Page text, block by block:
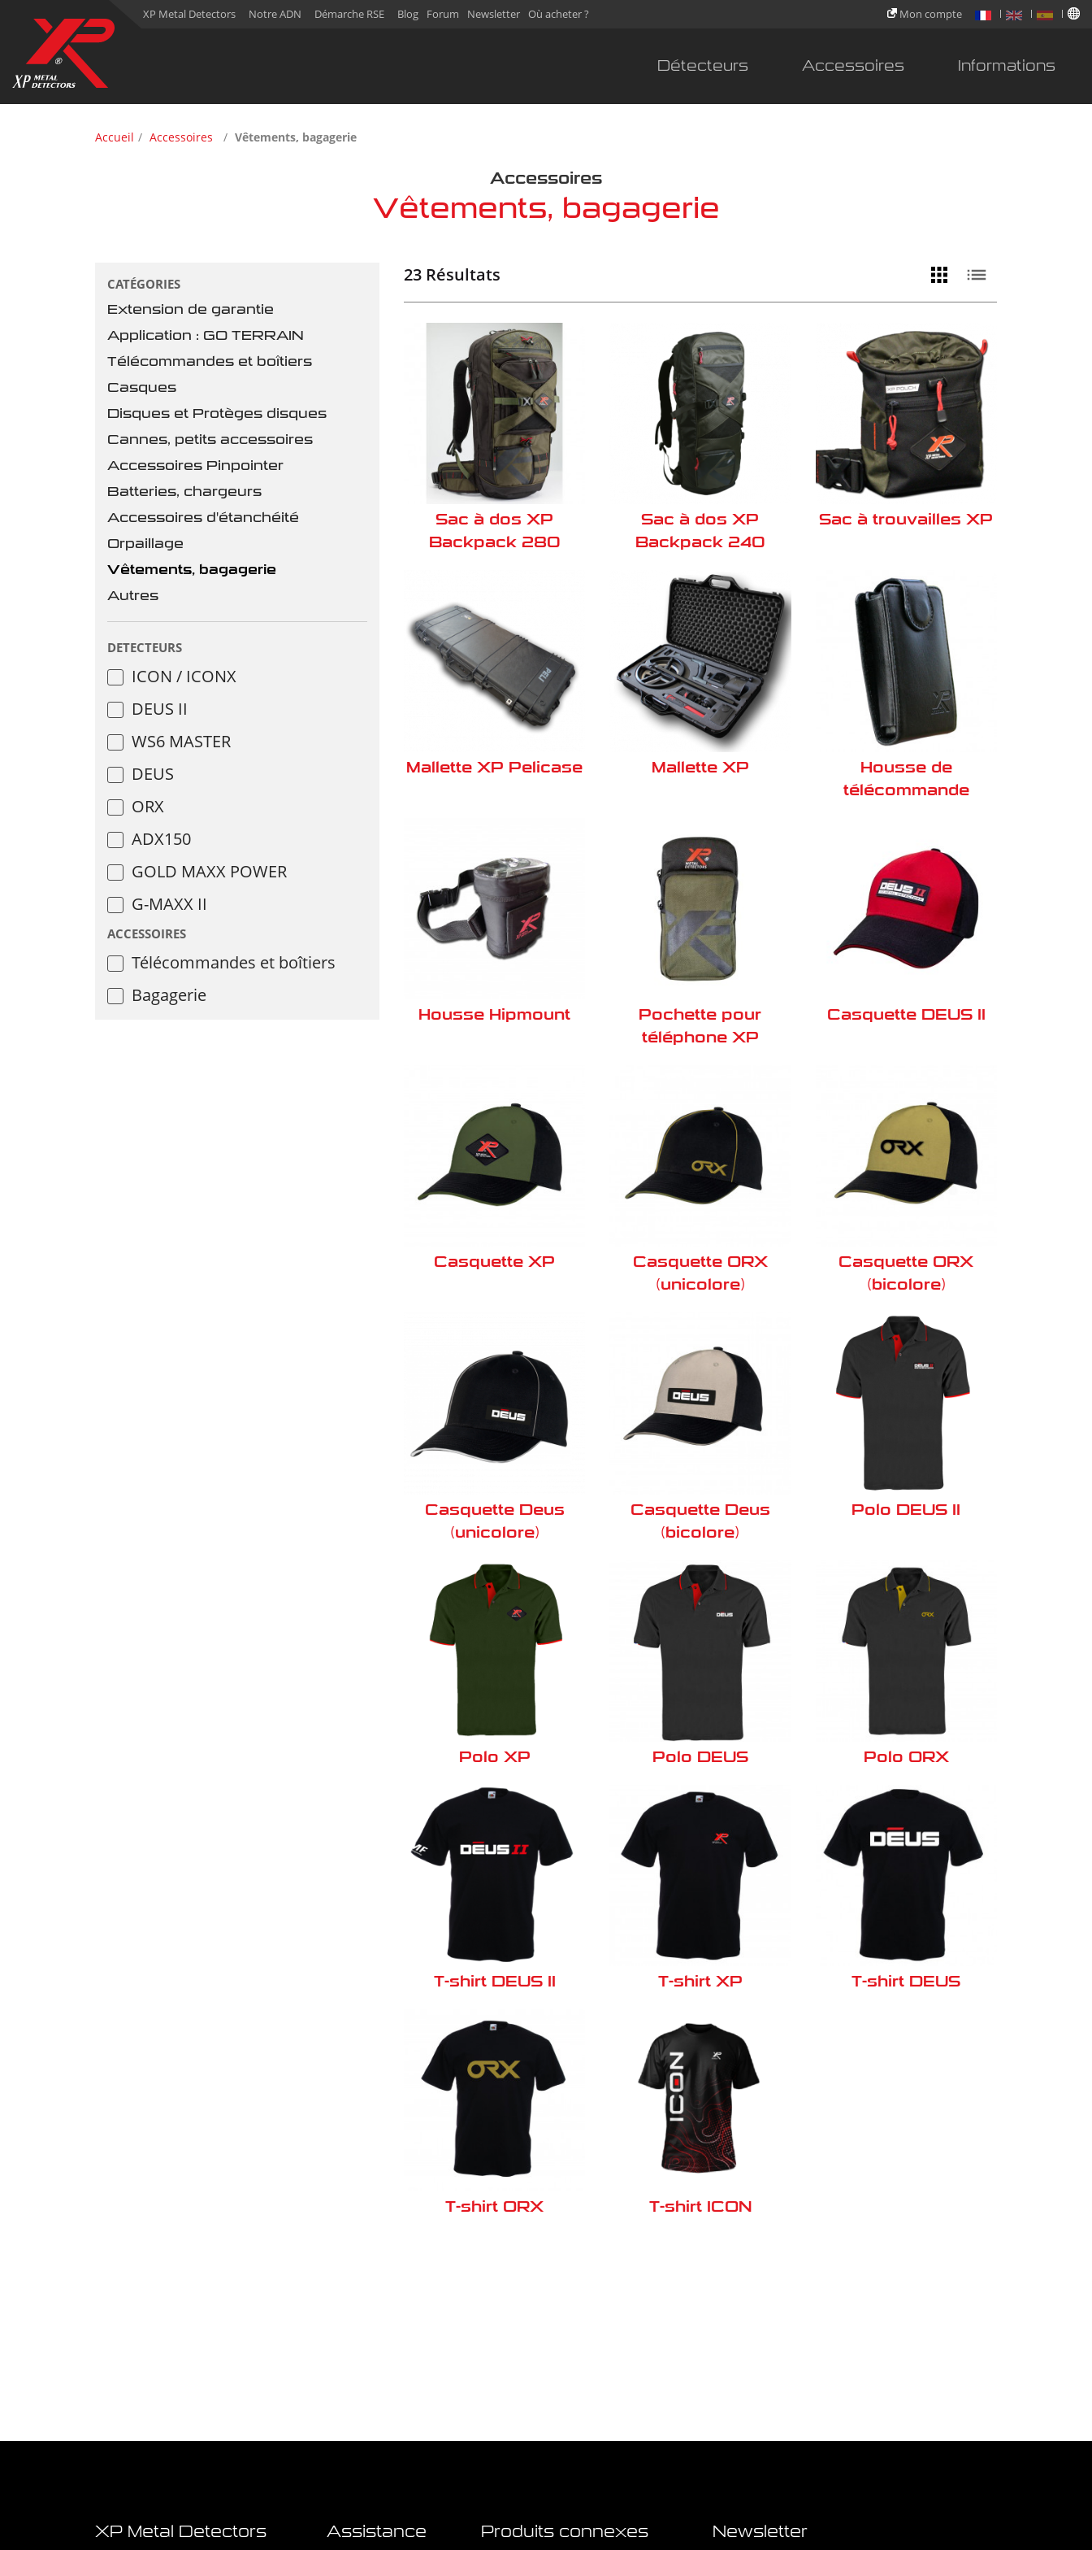
XP Metal Detectors Notre ADN Démarche RSE Blog Forum Newsletter Où acheter ? Mon compte
Détecteurs Accessoires Informations
Accueil Accessoires Vêtements, bagagerie
Accessoires
Vêtements, bagagerie
CATÉGORIES
Extension de garantie
Application : GO TERRAIN
Télécommandes et boîtiers
Casques
Disques et Protèges disques
Cannes, petits accessoires
Accessoires Pinpointer
Batteries, chargeurs
Accessoires d'étanchéité
Orpaillage
Vêtements, bagagerie
Autres
DETECTEURS
ICON / ICONX
DEUS II
WS6 MASTER
DEUS
ORX
ADX150
GOLD MAXX POWER
G-MAXX II
ACCESSOIRES
Télécommandes et boîtiers
Bagagerie
23 Résultats
Sac à dos XP
Backpack 280
Sac à dos XP
Backpack 240
Sac à trouvailles XP
Mallette XP Pelicase Mallette XP
Housse de
télécommande
Housse Hipmount
Pochette pour
téléphone XP
Casquette DEUS II
Casquette XP
Casquette ORX
(unicolore)
Casquette ORX
(bicolore)
Casquette Deus
(unicolore)
Casquette Deus
(bicolore)
Polo DEUS II
Polo XP Polo DEUS Polo ORX
T-shirt DEUS II T-shirt XP T-shirt DEUS
T-shirt ORX T-shirt ICON
XP Metal Detectors Assistance Produits connexes Newsletter